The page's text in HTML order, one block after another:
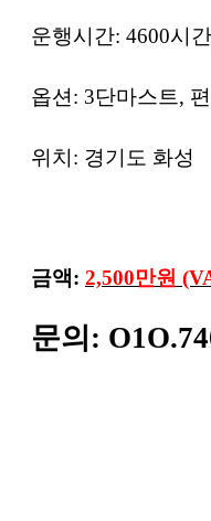
운행시간: 4600시
옵션: 3단마스트,
위치: 경기도 화성
금액: 2,500만원
문의 :